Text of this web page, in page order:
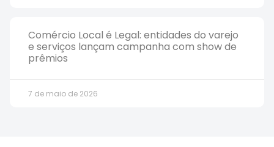
Comércio Local é Legal: entidades do varejo
e serviços lançam campanha com show de
prêmios
7 de maio de 2026